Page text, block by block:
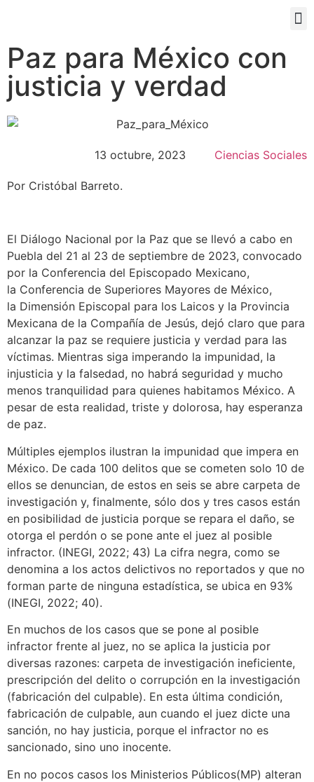
Paz para México con
justicia y verdad
13 octubre, 2023 Ciencias Sociales
Por Cristóbal Barreto.
El Diálogo Nacional por la Paz que se llevó a cabo en
Puebla del 21 al 23 de septiembre de 2023, convocado
por la Conferencia del Episcopado Mexicano,
la Conferencia de Superiores Mayores de México,
la Dimensión Episcopal para los Laicos y la Provincia
Mexicana de la Compañía de Jesús, dejó claro que para
alcanzar la paz se requiere justicia y verdad para las
víctimas. Mientras siga imperando la impunidad, la
injusticia y la falsedad, no habrá seguridad y mucho
menos tranquilidad para quienes habitamos México. A
pesar de esta realidad, triste y dolorosa, hay esperanza
de paz.
Múltiples ejemplos ilustran la impunidad que impera en
México. De cada 100 delitos que se cometen solo 10 de
ellos se denuncian, de estos en seis se abre carpeta de
investigación y, finalmente, sólo dos y tres casos están
en posibilidad de justicia porque se repara el daño, se
otorga el perdón o se pone ante el juez al posible
infractor. (INEGI, 2022; 43) La cifra negra, como se
denomina a los actos delictivos no reportados y que no
forman parte de ninguna estadística, se ubica en 93%
(INEGI, 2022; 40).
En muchos de los casos que se pone al posible
infractor frente al juez, no se aplica la justicia por
diversas razones: carpeta de investigación ineficiente,
prescripción del delito o corrupción en la investigación
(fabricación del culpable). En esta última condición,
fabricación de culpable, aun cuando el juez dicte una
sanción, no hay justicia, porque el infractor no es
sancionado, sino uno inocente.
En no pocos casos los Ministerios Públicos(MP) alteran